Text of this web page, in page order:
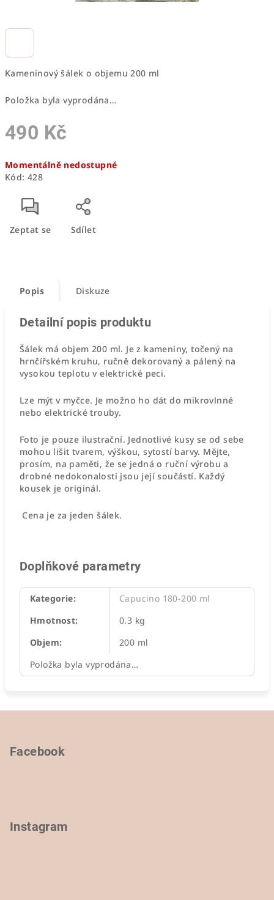
Kameninový šálek o objemu 200 ml
Položka byla vyprodána…
490 Kč
cena:
Momentálně nedostupné
Kód: 428
Zeptat se Sdílet
Popis Diskuze
Detailní popis produktu
Šálek má objem 200 ml. Je z kameniny, točený na
hrnčířském kruhu, ručně dekorovaný a pálený na
vysokou teplotu v elektrické peci.
Lze mýt v myčce. Je možno ho dát do mikrovlnné
nebo elektrické trouby.
Foto je pouze ilustrační. Jednotlivé kusy se od sebe
mohou lišit tvarem, výškou, sytostí barvy. Mějte,
prosím, na paměti, že se jedná o ruční výrobu a
drobné nedokonalosti jsou její součástí. Každý
kousek je originál.
Cena je za jeden šálek.
Doplňkové parametry
Kategorie:
Capucino 180-200 ml
Hmotnost:
0.3 kg
Objem:
200 ml
Položka byla vyprodána…
Facebook
Instagram